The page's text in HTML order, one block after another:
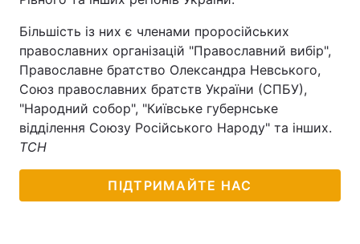
Більшість із них є членами проросійських
православних організацій "Православний вибір",
Православне братство Олександра Невського,
Союз православних братств України (СПБУ),
"Народний собор", "Київське губернське
відділення Союзу Російського Народу" та інших.
ТСН
ПІДТРИМАЙТЕ НАС